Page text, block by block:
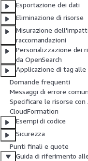
Esportazione dei dati
Eliminazione di risorse
Misurazione
raccomandazioni
Personalizzazione dei
da OpenSearch
Applicazione di tag alle
Domande frequenti
Messaggi di errore
Specificare le risorse con
CloudFormation
Esempi di codice
Sicurezza
Punti finali e quote
Guida di riferimento